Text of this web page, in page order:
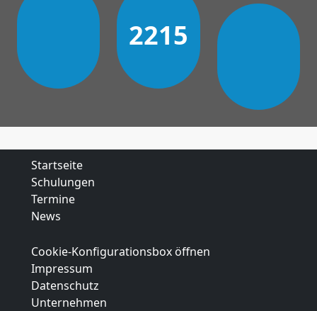
2215
Startseite
Schulungen
Termine
News
Cookie-Konfigurationsbox öffnen
Impressum
Datenschutz
Unternehmen